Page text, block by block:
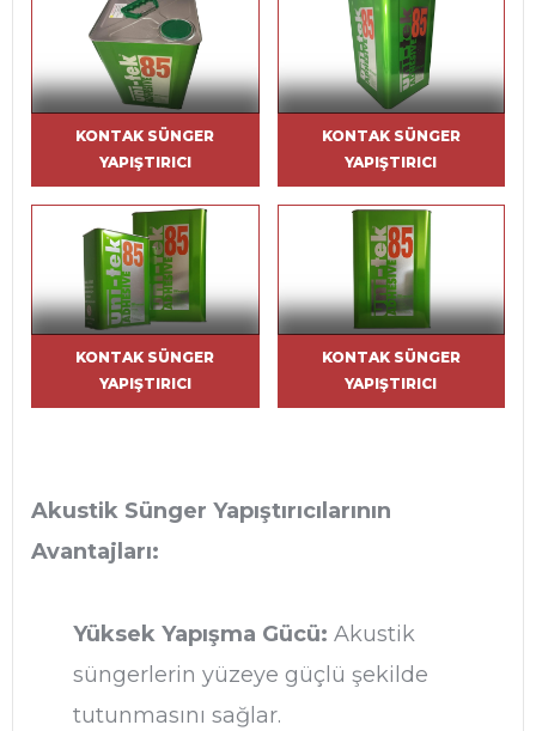
KONTAK SÜNGER
YAPIŞTIRICI
KONTAK SÜNGER
YAPIŞTIRICI
KONTAK SÜNGER
YAPIŞTIRICI
KONTAK SÜNGER
YAPIŞTIRICI
Akustik Sünger Yapıştırıcılarının
Avantajları:
Yüksek Yapışma Gücü: Akustik
süngerlerin yüzeye güçlü şekilde
tutunmasını sağlar.